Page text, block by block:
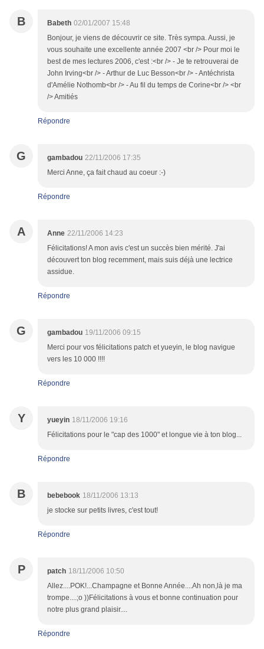
B Babeth 02/01/2007 15:48
Bonjour, je viens de découvrir ce site. Très sympa. Aussi, je
vous souhaite une excellente année 2007 <br /> Pour moi le
best de mes lectures 2006, c'est :<br /> - Je te retrouverai de
John Irving<br /> - Arthur de Luc Besson<br /> - Antéchrista
d'Amélie Nothomb<br /> - Au fil du temps de Corine<br /> <br
/> Amitiés
Répondre
G gambadou 22/11/2006 17:35
Merci Anne, ça fait chaud au coeur :-)
Répondre
A Anne 22/11/2006 14:23
Félicitations! A mon avis c'est un succès bien mérité. J'ai
découvert ton blog recemment, mais suis déjà une lectrice
assidue.
Répondre
G gambadou 19/11/2006 09:15
Merci pour vos félicitations patch et yueyin, le blog navigue
vers les 10 000 !!!!
Répondre
Y yueyin 18/11/2006 19:16
Félicitations pour le "cap des 1000" et longue vie à ton blog...
Répondre
B bebebook 18/11/2006 13:13
je stocke sur petits livres, c'est tout!
Répondre
P patch 18/11/2006 10:50
Allez....POK!...Champagne et Bonne Année....Ah non,là je ma
trompe....;o ))Félicitations à vous et bonne continuation pour
notre plus grand plaisir....
Répondre